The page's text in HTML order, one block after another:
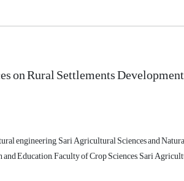
on Rural Settlements
engineering, Sari Agricultural Sciences and
Education, Faculty of Crop Sciences, Sari